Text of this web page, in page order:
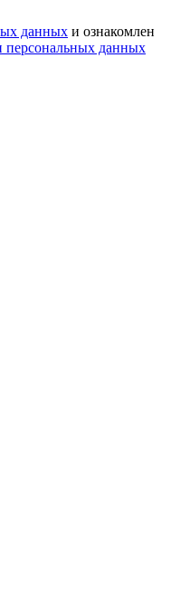
данных и ознакомлен
персональных данных